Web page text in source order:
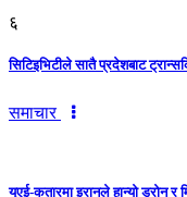
६
सिटिइभिटीले सातै प्रदेशबाट
समाचार
युएई-कतारमा इरानले हान्यो ड्रोन र